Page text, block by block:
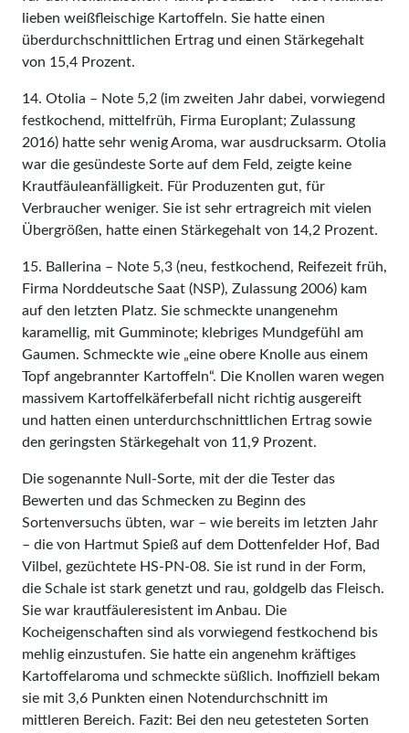
lieben weißfleischige Kartoffeln. Sie hatte einen
überdurchschnittlichen Ertrag und einen Stärkegehalt
von 15,4 Prozent.
14. Otolia – Note 5,2 (im zweiten Jahr dabei, vorwiegend
festkochend, mittelfrüh, Firma Europlant; Zulassung
2016) hatte sehr wenig Aroma, war ausdrucksarm. Otolia
war die gesündeste Sorte auf dem Feld, zeigte keine
Krautfäuleanfälligkeit. Für Produzenten gut, für
Verbraucher weniger. Sie ist sehr ertragreich mit vielen
Übergrößen, hatte einen Stärkegehalt von 14,2 Prozent.
15. Ballerina – Note 5,3 (neu, festkochend, Reifezeit früh,
Firma Norddeutsche Saat (NSP), Zulassung 2006) kam
auf den letzten Platz. Sie schmeckte unangenehm
karamellig, mit Gumminote; klebriges Mundgefühl am
Gaumen. Schmeckte wie „eine obere Knolle aus einem
Topf angebrannter Kartoffeln“. Die Knollen waren wegen
massivem Kartoffelkäferbefall nicht richtig ausgereift
und hatten einen unterdurchschnittlichen Ertrag sowie
den geringsten Stärkegehalt von 11,9 Prozent.
Die sogenannte Null-Sorte, mit der die Tester das
Bewerten und das Schmecken zu Beginn des
Sortenversuchs übten, war – wie bereits im letzten Jahr
– die von Hartmut Spieß auf dem Dottenfelder Hof, Bad
Vilbel, gezüchtete HS-PN-08. Sie ist rund in der Form,
die Schale ist stark genetzt und rau, goldgelb das Fleisch.
Sie war krautfäuleresistent im Anbau. Die
Kocheigenschaften sind als vorwiegend festkochend bis
mehlig einzustufen. Sie hatte ein angenehm kräftiges
Kartoffelaroma und schmeckte süßlich. Inoffiziell bekam
sie mit 3,6 Punkten einen Notendurchschnitt im
mittleren Bereich. Fazit: Bei den neu getesteten Sorten